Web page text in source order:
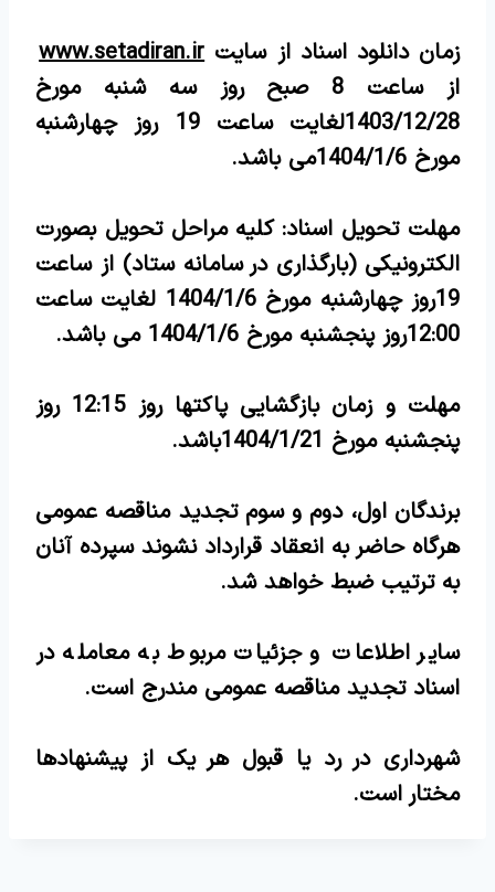
زمان دانلود اسناد از سایتwww.setadiran.ir
از ساعت 8 صبح روز سه شنبه مورخ
1403/12/28لغایت ساعت 19 روز چهارشنبه
مورخ 1404/1/6می باشد.
مهلت تحویل اسناد: کلیه مراحل تحویل بصورت
الکترونیکی (بارگذاری در سامانه ستاد) از ساعت
19روز چهارشنبه مورخ 1404/1/6 لغایت ساعت
12:00روز پنجشنبه مورخ 1404/1/6 می باشد.
مهلت و زمان بازگشایی پاکتها روز 12:15 روز
پنجشنبه مورخ 1404/1/21باشد.
برندگان اول، دوم و سوم تجدید مناقصه عمومی
هرگاه حاضر به انعقاد قرارداد نشوند سپرده آنان
به ترتیب ضبط خواهد شد.
سایر اطلاعات و جزئیات مربوط به معامله در
اسناد تجدید مناقصه عمومی مندرج است.
شهرداری در رد یا قبول هر یک از پیشنهادها
مختار است.